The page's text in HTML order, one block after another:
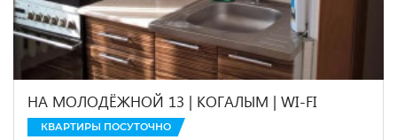
НА МОЛОДЁЖНОЙ 13 | КОГАЛЫМ | WI-FI
КВАРТИРЫ ПОСУТОЧНО